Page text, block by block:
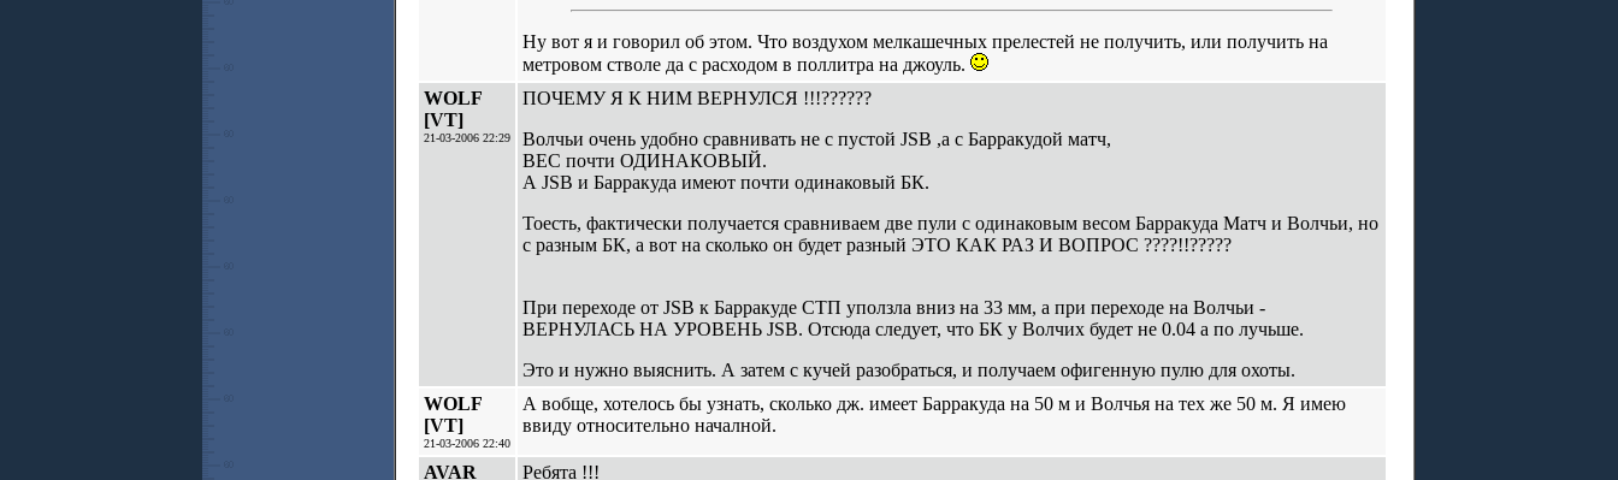
Ну вот я и говорил об этом. Что воздухом мелкашечных прелестей не получить, или получить на
метровом стволе да с расходом в поллитра на джоуль.
WOLF
[VT]
21-03-2006 22:29
ПОЧЕМУ Я К НИМ ВЕРНУЛСЯ !!!??????
Волчьи очень удобно сравнивать не с пустой JSB ,а с Барракудой матч,
ВЕС почти ОДИНАКОВЫЙ.
А JSB и Барракуда имеют почти одинаковый БК.
Тоесть, фактически получается сравниваем две пули с одинаковым весом Барракуда Матч и Волчьи, но
с разным БК, а вот на сколько он будет разный ЭТО КАК РАЗ И ВОПРОС ????!!?????
При переходе от JSB к Барракуде СТП уползла вниз на 33 мм, а при переходе на Волчьи -
ВЕРНУЛАСЬ НА УРОВЕНЬ JSB. Отсюда следует, что БК у Волчих будет не 0.04 а по лучьше.
Это и нужно выяснить. А затем с кучей разобраться, и получаем офигенную пулю для охоты.
WOLF
[VT]
21-03-2006 22:40
А вобще, хотелось бы узнать, сколько дж. имеет Барракуда на 50 м и Волчья на тех же 50 м. Я имею
ввиду относительно началной.
AVAR
Ребята !!!